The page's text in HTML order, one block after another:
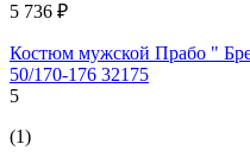
5 736 ₽
Костюм мужской Прабо "
50/170-176 32175
5
(1)